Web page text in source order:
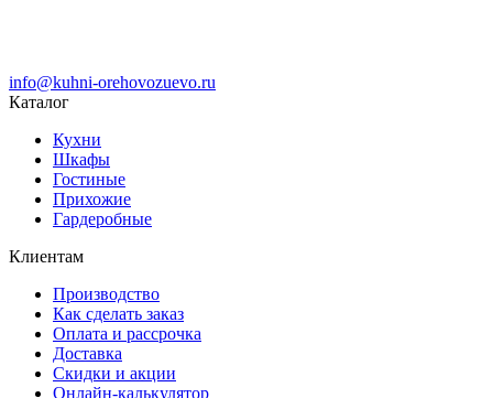
info@kuhni-orehovozuevo.ru
Каталог
Кухни
Шкафы
Гостиные
Прихожие
Гардеробные
Клиентам
Производство
Как сделать заказ
Оплата и рассрочка
Доставка
Скидки и акции
Онлайн-калькулятор